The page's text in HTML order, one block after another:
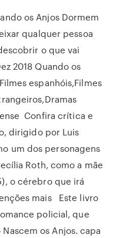
os Anjos Dormem
qualquer pessoa
o que vai
2018 Quando os
espanhóis,Filmes
Confira crítica e
dirigido por Luis
um dos personagens
Roth, como a mãe
o cérebro que irá
mais Este livro
policial, que
os Anjos. capa